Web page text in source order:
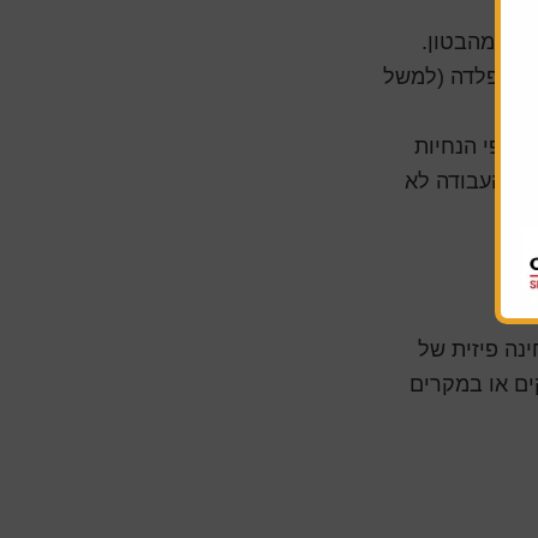
מהבטון.
מפלדה (למשל
לפי הנחיות
שהעבודה לא
פיזית של
או במקרים